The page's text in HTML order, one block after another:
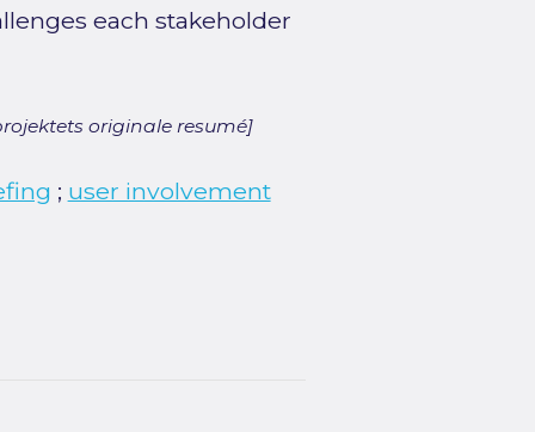
each stakeholder
originale resumé]
; user involvement